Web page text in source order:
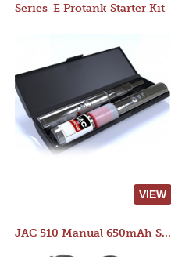
Series-E Protank Starter Kit
VIEW
JAC 510 Manual 650mAh Starter Kit